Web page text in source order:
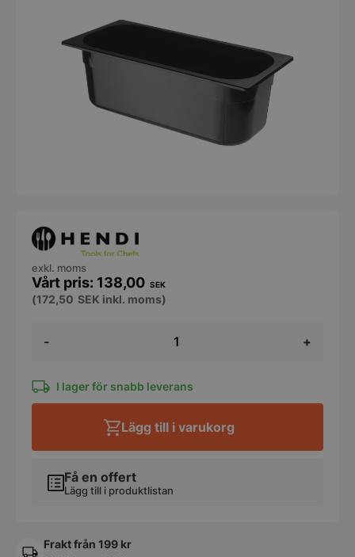
-
mängd
+
138,00 SEK
exkl. moms
(172,50 SEK inkl. moms)
I lager för snabb leverans
Få en offert
Lägg till i produktlistan
Lägg till i varukorg
Frakt från 199 kr